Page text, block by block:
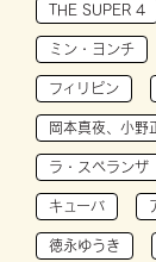
THE SUPER 4
ミン・ヨンチ
フィリピン
岡本真夜、小野
ラ・スペランザ
キューバ
徳永ゆうき